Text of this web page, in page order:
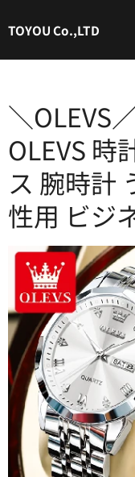
TOYOU Co.,LTD
＼OLEVS
OLEVS 時
ス 腕時計
性用 ビジ